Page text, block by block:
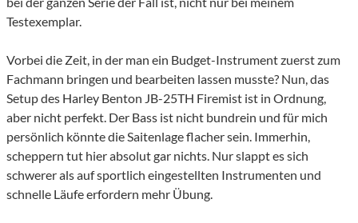
Testexemplar.
Vorbei die Zeit, in der man ein Budget-Instrument zuerst zum
Fachmann bringen und bearbeiten lassen musste? Nun, das
Setup des Harley Benton JB-25TH Firemist ist in Ordnung,
aber nicht perfekt. Der Bass ist nicht bundrein und für mich
persönlich könnte die Saitenlage flacher sein. Immerhin,
scheppern tut hier absolut gar nichts. Nur slappt es sich
schwerer als auf sportlich eingestellten Instrumenten und
schnelle Läufe erfordern mehr Übung.